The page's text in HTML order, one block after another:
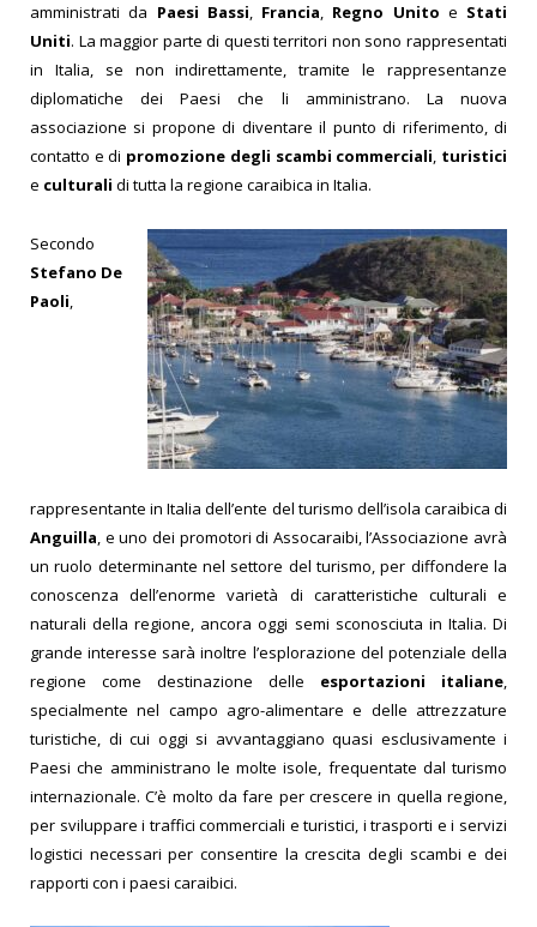
amministrati da Paesi Bassi, Francia, Regno Unito e Stati
Uniti. La maggior parte di questi territori non sono rappresentati
in Italia, se non indirettamente, tramite le rappresentanze
diplomatiche dei Paesi che li amministrano. La nuova
associazione si propone di diventare il punto di riferimento, di
contatto e di promozione degli scambi commerciali, turistici
e culturali di tutta la regione caraibica in Italia.
Secondo
Stefano De
Paoli
rappresentante in Italia dell’ente del turismo dell’isola caraibica di
Anguilla , e uno dei promotori di Assocaraibi, l’Associazione avrà
un ruolo determinante nel settore del turismo, per diffondere la
conoscenza dell’enorme varietà di caratteristiche culturali e
naturali della regione, ancora oggi semi sconosciuta in Italia. Di
grande interesse sarà inoltre l’esplorazione del potenziale della
regione come destinazione delle esportazioni italiane
specialmente nel campo agro-alimentare e delle attrezzature
turistiche, di cui oggi si avvantaggiano quasi esclusivamente i
Paesi che amministrano le molte isole, frequentate dal turismo
internazionale. C’è molto da fare per crescere in quella regione,
per sviluppare i traffici commerciali e turistici, i trasporti e i servizi
logistici necessari per consentire la crescita degli scambi e dei
rapporti con i paesi caraibici.